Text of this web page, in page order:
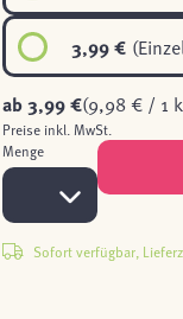
3,99 €
ab3,99 €(9,98 € / 1
Preise inkl. MwSt.
Menge
Sofort verfügbar,